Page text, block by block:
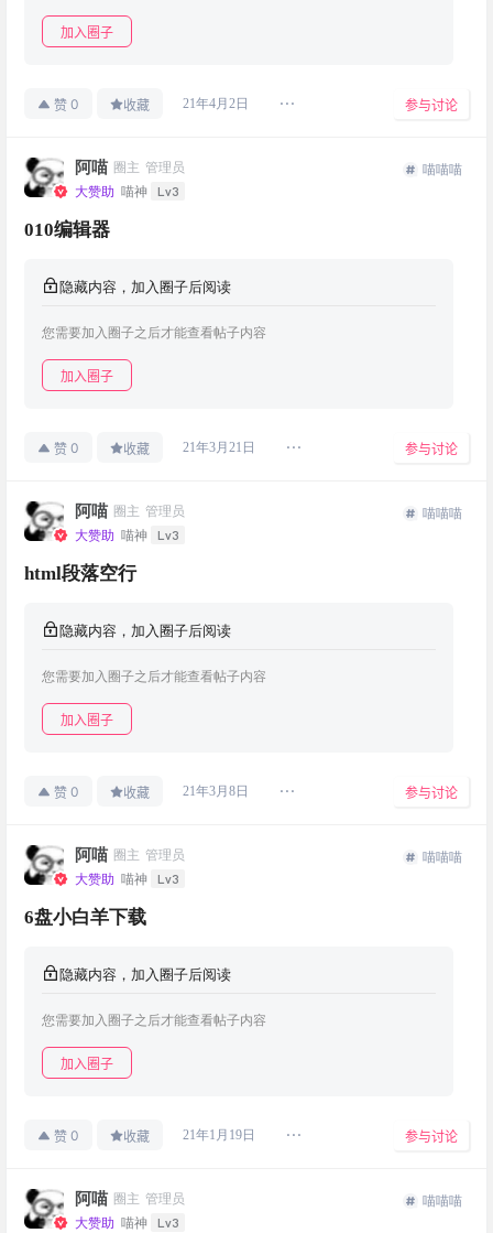
加入圈子
赞 0 收藏 21年4月2日 参与讨论
阿喵 圈主 管理员
大赞助 喵神 Lv3
喵喵喵
010编辑器
隐藏内容，加入圈子后阅读
您需要加入圈子之后才能查看帖子内容
加入圈子
赞 0 收藏 21年3月21日 参与讨论
阿喵 圈主 管理员
大赞助 喵神 Lv3
喵喵喵
html段落空行
隐藏内容，加入圈子后阅读
您需要加入圈子之后才能查看帖子内容
加入圈子
赞 0 收藏 21年3月8日 参与讨论
阿喵 圈主 管理员
大赞助 喵神 Lv3
喵喵喵
6盘小白羊下载
隐藏内容，加入圈子后阅读
您需要加入圈子之后才能查看帖子内容
加入圈子
赞 0 收藏 21年1月19日 参与讨论
阿喵 圈主 管理员
大赞助 喵神 Lv3
喵喵喵